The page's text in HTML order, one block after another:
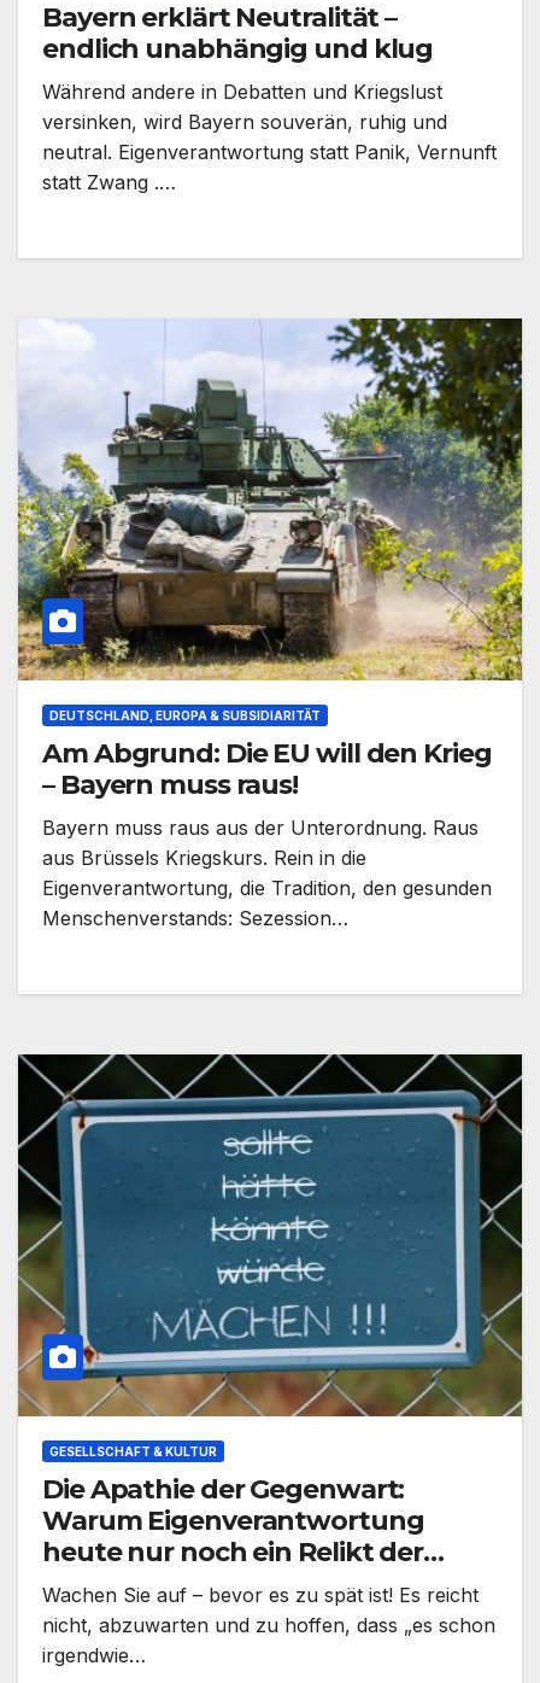
Bayern erklärt Neutralität –
endlich unabhängig und klug
Während andere in Debatten und Kriegslust
versinken, wird Bayern souverän, ruhig und
neutral. Eigenverantwortung statt Panik, Vernunft
statt Zwang .…
DEUTSCHLAND, EUROPA & SUBSIDIARITÄT
Am Abgrund: Die EU will den Krieg
– Bayern muss raus!
Bayern muss raus aus der Unterordnung. Raus
aus Brüssels Kriegskurs. Rein in die
Eigenverantwortung, die Tradition, den gesunden
Menschenverstands: Sezession…
GESELLSCHAFT & KULTUR
Die Apathie der Gegenwart:
Warum Eigenverantwortung
heute nur noch ein Relikt der
Vergangenheit ist – Und warum es
möglicherweise genau so gewollt
ist
Wachen Sie auf – bevor es zu spät ist! Es reicht
nicht, abzuwarten und zu hoffen, dass „es schon
irgendwie…